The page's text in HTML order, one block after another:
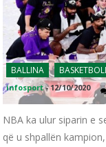
BALLINA
infosport -12/10/2020
NBA ka ulur siparin e
që u shpallën